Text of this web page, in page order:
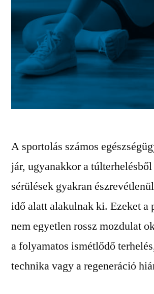
A sportolás számos
jár, ugyanakkor a
sérülések gyakran
idő alatt alakulnak ki. Ezeket a
nem egyetlen rossz mozdulat
a folyamatos ismétlődő
technika vagy a regeneráció